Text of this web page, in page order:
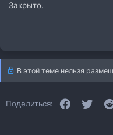
Закрыто.
В этой теме нельзя
Поделиться: Facebook